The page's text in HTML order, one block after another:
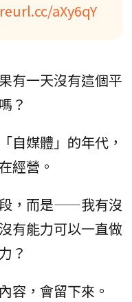
aXy6qY
有一天沒有這個平
？
媒體」的年代，
經營。
，而是——我有沒
有能力可以一直做
？
容，會留下來。